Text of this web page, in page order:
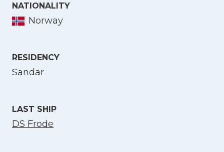
NATIONALITY
Norway
RESIDENCY
Sandar
LAST SHIP
DS Frode
Select Language
Norsk bokmål